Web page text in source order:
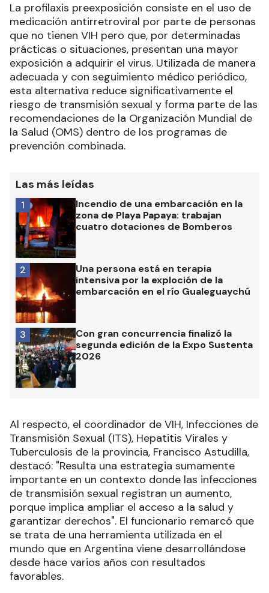
La profilaxis preexposición consiste en el uso de
medicación antirretroviral por parte de personas
que no tienen VIH pero que, por determinadas
prácticas o situaciones, presentan una mayor
exposición a adquirir el virus. Utilizada de manera
adecuada y con seguimiento médico periódico,
esta alternativa reduce significativamente el
riesgo de transmisión sexual y forma parte de las
recomendaciones de la Organización Mundial de
la Salud (OMS) dentro de los programas de
prevención combinada.
Las más leídas
Incendio de una embarcación en la
zona de Playa Papaya: trabajan
cuatro dotaciones de Bomberos
1
Una persona está en terapia
intensiva por la exploción de la
embarcación en el río Gualeguaychú
2
Con gran concurrencia finalizó la
segunda edición de la Expo Sustenta
2026
3
Al respecto, el coordinador de VIH, Infecciones de
Transmisión Sexual (ITS), Hepatitis Virales y
Tuberculosis de la provincia, Francisco Astudilla,
destacó: "Resulta una estrategia sumamente
importante en un contexto donde las infecciones
de transmisión sexual registran un aumento,
porque implica ampliar el acceso a la salud y
garantizar derechos". El funcionario remarcó que
se trata de una herramienta utilizada en el
mundo que en Argentina viene desarrollándose
desde hace varios años con resultados
favorables.